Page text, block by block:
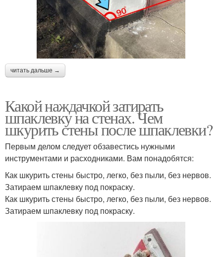
читать дальше →
Какой наждачкой затирать
шпаклевку на стенах. Чем
шкурить стены после шпаклевки?
Первым делом следует обзавестись нужными
инструментами и расходниками. Вам понадобятся:
Как шкурить стены быстро, легко, без пыли, без нервов.
Затираем шпаклевку под покраску.
Как шкурить стены быстро, легко, без пыли, без нервов.
Затираем шпаклевку под покраску.